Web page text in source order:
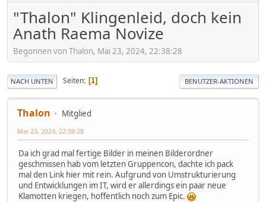
"Thalon" Klingenleid, doch kein
Anath Raema Novize
Begonnen von Thalon, Mai 23, 2024, 22:38:28
NACH UNTEN Seiten 1 BENUTZER-AKTIONEN
Thalon Mitglied
Mai 23, 2024, 22:38:28
Da ich grad mal fertige Bilder in meinen Bilderordner
geschmissen hab vom letzten Gruppencon, dachte ich pack
mal den Link hier mit rein. Aufgrund von Umstrukturierung
und Entwicklungen im IT, wird er allerdings ein paar neue
Klamotten kriegen, hoffentlich noch zum Epic.